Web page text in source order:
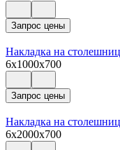
Запрос цены
Накладка на
6x1000x700
Запрос цены
Накладка на
6x2000x700